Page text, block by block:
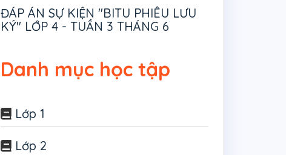
ĐÁP ÁN SỰ KIỆN "BITU PHIÊU LƯU
KÝ" LỚP 4 - TUẦN 3 THÁNG 6
Danh mục học tập
Lớp 1
Lớp 2